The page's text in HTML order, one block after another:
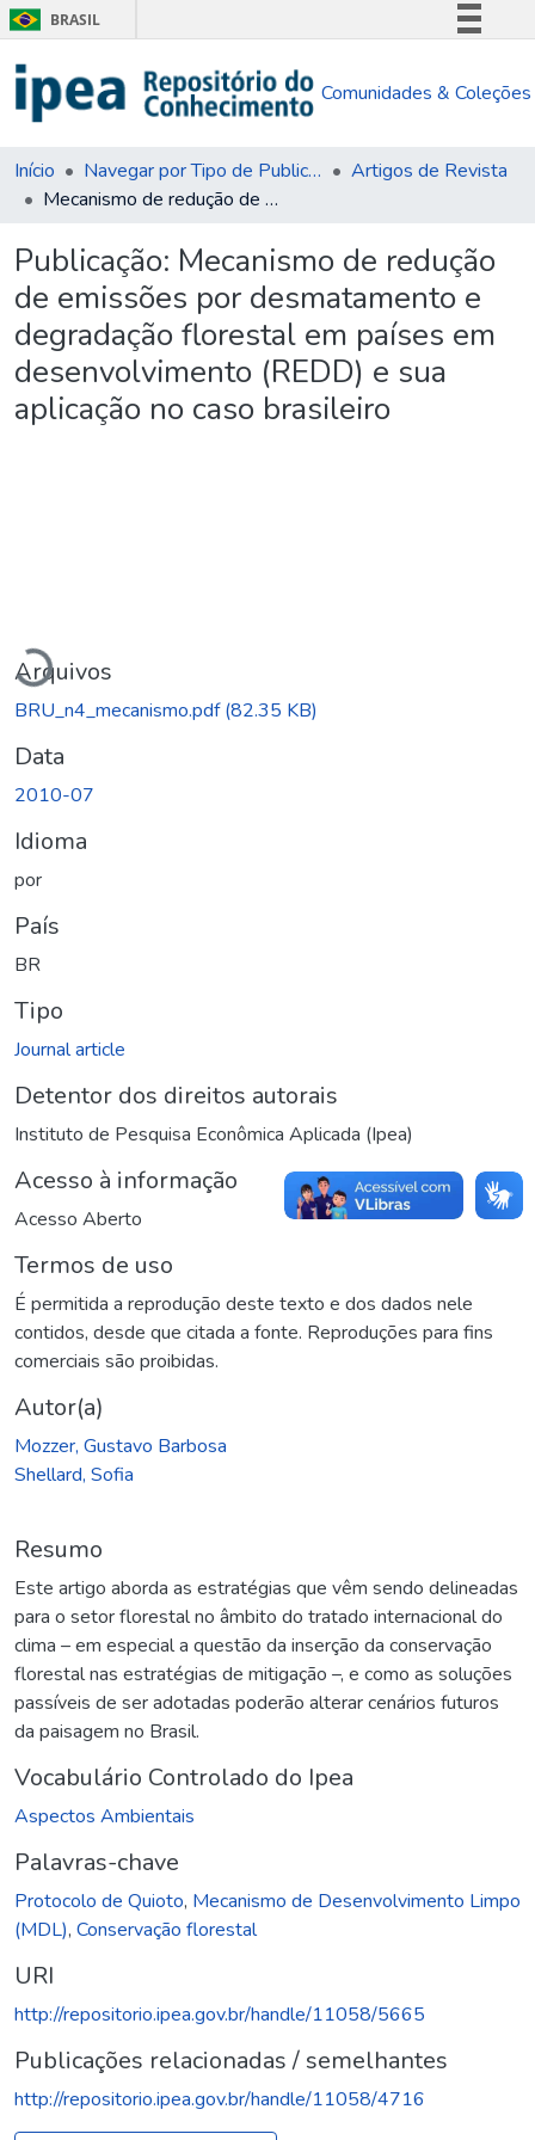
BRASIL
Comunica BR
Acesso à informação
Comunidades & Coleções
Início Navegar por Tipo de Publicação
Artigos de Revista
Mecanismo de redução de emissões por desmatamento e degradação florestal em países em desenvolvimento (REDD) e sua aplicação no caso brasileiro
Publicação: Mecanismo de redução
de emissões por desmatamento e
degradação florestal em países em
desenvolvimento (REDD) e sua
aplicação no caso brasileiro
Carregando...
Arquivos
BRU_n4_mecanismo.pdf(82.35 KB)
Data
2010-07
Idioma
por
País
BR
Tipo
Journal article
Detentor dos direitos autorais
Instituto de Pesquisa Econômica Aplicada (Ipea)
Acesso à informação
Acesso Aberto
Termos de uso
É permitida a reprodução deste texto e dos dados nele
contidos, desde que citada a fonte. Reproduções para fins
comerciais são proibidas.
Autor(a)
Mozzer, Gustavo Barbosa
Shellard, Sofia
Resumo
Este artigo aborda as estratégias que vêm sendo delineadas
para o setor florestal no âmbito do tratado internacional do
clima – em especial a questão da inserção da conservação
florestal nas estratégias de mitigação –, e como as soluções
passíveis de ser adotadas poderão alterar cenários futuros
da paisagem no Brasil.
Vocabulário Controlado do Ipea
Aspectos Ambientais
Palavras-chave
Protocolo de Quioto, Mecanismo de Desenvolvimento Limpo
(MDL), Conservação florestal
URI
http://repositorio.ipea.gov.br/handle/11058/5665
Publicações relacionadas / semelhantes
http://repositorio.ipea.gov.br/handle/11058/4716